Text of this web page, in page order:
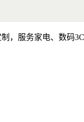
，服务家电、数码